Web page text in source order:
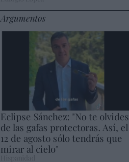
Argumentos
Eclipse Sánchez: "No te olvides
de las gafas protectoras. Así, el
12 de agosto sólo tendrás que
mirar al cielo"